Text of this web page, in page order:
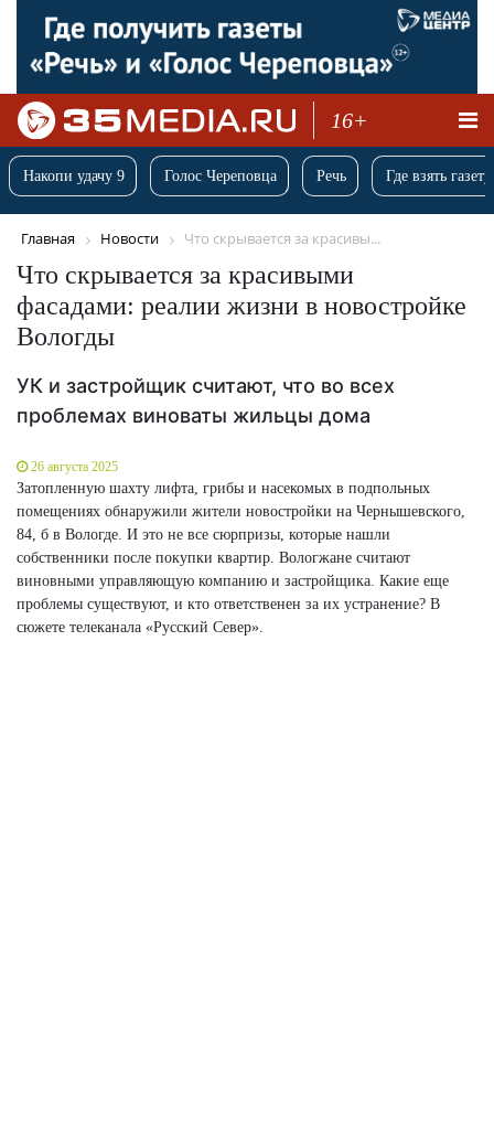
16+
Накопи удачу 9 Голос Череповца Речь Где взять
Главная Новости Что скрывается за красивы...
Что скрывается за красивыми
фасадами: реалии жизни в новостройке
Вологды
УК и застройщик считают, что во всех
проблемах виноваты жильцы дома
26 августа 2025
Затопленную шахту лифта, грибы и насекомых в подпольных
помещениях обнаружили жители новостройки на Чернышевского,
84, б в Вологде. И это не все сюрпризы, которые нашли
собственники после покупки квартир. Вологжане считают
виновными управляющую компанию и застройщика. Какие еще
проблемы существуют, и кто ответственен за их устранение? В
сюжете телеканала «Русский Север».